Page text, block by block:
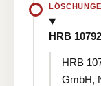
HRB
HRB
GmbH,